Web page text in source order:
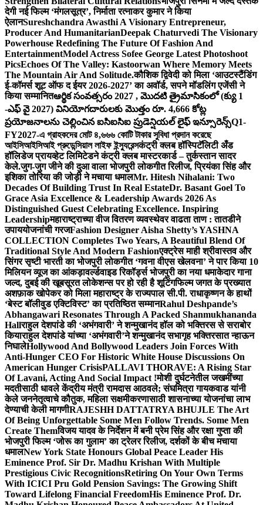
देगी नई फिल्म ‘मंगलसूत्र’, निर्माता रत्नाकर कुमार ने किया
ऐलानSureshchandra Awasthi A Visionary Entrepreneur,
Producer And HumanitarianDeepak Chaturvedi The Visionary
Powerhouse Redefining The Future Of Fashion And
EntertainmentModel Actress Sofee George Latest Photoshoot
PicsEchoes Of The Valley: Kastoorwan Where Memory Meets
The Mountain Air And Solitude.कौशिक द्विवेदी को मिला ‘आउटस्टैंडिंग
ई-कॉमर्स शूट ऑफ द ईयर 2026-2027’ का अवॉर्ड, सपने मॉडलिंग एजेंसी ने
किया सम्मानितఆర్థిక సంవత్సరం 2027 , మొదటి త్రైమాసికంలో (క్యు 1
-ఎఫ్ వై 2027) వినియోగదారులకు మొత్తం రూ. 4,666 కోట్ల
ప్రయోజనాలను చెల్లించిన ఐసిఐసిఐ ప్రుడెన్షియల్ లైఫ్ ఇన్సూరెన్స్Q1-
FY2027-এ গ্রাহকদের মোট ৪,৬৬৬ কোটি টাকার সুবিধা প্রদান করেছে
আইসিআইসিআই প্রুডেন্সিয়াল লাইফ ইন্স্যুরেন্সकंट्री क्लब हॉस्पिटॅलिटी अँड
हॉलिडेज प्रायव्हेट लिमिटेडने कंट्री क्लब मास्टरकार्ड – तुर्कस्तान सादर
केले.जुग-जुग जीने की दुआ वाला भोजपुरी लोकगीत रिलीज, प्रियंका सिंह और
इशिका तोरिया की जोड़ी ने मचाया धमालMr. Hitesh Nihalani: Two
Decades Of Building Trust In Real EstateDr. Basant Goel To
Grace Asia Excellence & Leadership Awards 2026 As
Distinguished Guest Celebrating Excellence. Inspiring
Leadershipमहाराष्ट्राच्या वीज वितरण व्यवस्थेवर वाढता ताण : तातडीने
उपाययोजनांची गरजFashion Designer Aisha Shetty’s YASHNA
COLLECTION Completes Two Years, A Beautiful Blend Of
Traditional Style And Modern Fashionएक्ट्रेस माही श्रीवास्तव और
सिंगर सृष्टी भारती का भोजपुरी लोकगीत ‘गवना वीएस खेलवना’ ने पार किया 10
मिलियन व्यूज का आंकड़ावर्ल्डवाइड रिकॉर्ड्स भोजपुरी का नया धमाकेदार गाना
जल्द, दुबई की खूबसूरत लोकेशन्स पर हो रही है शूटिंगफिल्म जगत के प्रख्यात
अशफ़ाक खोपेकर को मिला महाराष्ट्र के राज्यपाल सी.पी. राधाकृष्णन के हाथों
‘बेस्ट बॉलीवुड एक्टिविस्ट’ का प्रतिष्ठित सम्मानRahul Deshpande’s
Abhangawari Resonates Through A Packed Shanmukhananda
Hallराहुल देशपांडे की ‘अभंगवारी’ ने शन्मुखानंद हॉल को भक्तिरस से सराबोर
कियाराहुल देशपांडे यांच्या ‘अभंगवारी’ने शन्मुखानंद सभागृह भक्तिरसात न्हाऊन
निघालेHollywood And Bollywood Leaders Join Forces With
Anti-Hunger CEO For Historic White House Discussions On
American Hunger CrisisPALLAVI THORAVE: A Rising Star
Of Lavani, Acting And Social Impact !मोशी दुर्घटनेतील जखमींच्या
मदतीसाठी धावले केंद्रीय मंत्री रामदास आठवले; संघमित्रा गायकवाड यांनी
केले जननेतृत्वाचे कौतुक, महिला सक्षमीकरणासाठी शासनाच्या योजनांचा लाभ
देण्याची केली मागणीRAJESHH DATTATRYA BHUJLE The Art
Of Being Unforgettable Some Men Follow Trends. Some Men
Create Themविजय यादव के निर्देशन में बनी प्रेम सिंह और रक्षा गुप्ता की
भोजपुरी फिल्म ‘जोरू का गुलाम’ का ट्रेलर रिलीज, दर्शकों के बीच मचाया
धमालNew York State Honours Global Peace Leader His
Eminence Prof. Sir Dr. Madhu Krishan With Multiple
Prestigious Civic RecognitionsRetiring On Your Own Terms
With ICICI Pru Gold Pension Savings: The Growing Shift
Toward Lifelong Financial FreedomHis Eminence Prof. Dr.